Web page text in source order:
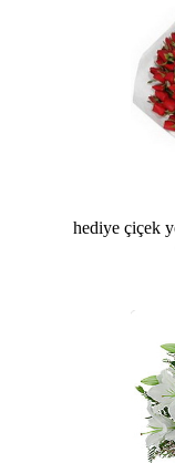
hediye çiçek